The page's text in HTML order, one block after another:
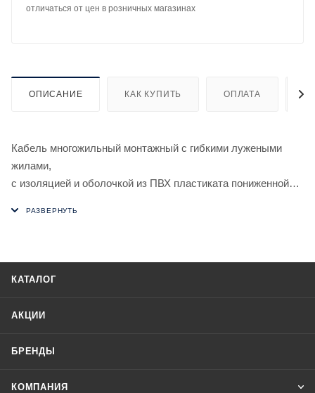
отличаться от цен в розничных магазинах
ОПИСАНИЕ КАК КУПИТЬ ОПЛАТА
Кабель многожильный монтажный с гибкими лужеными
жилами,
с изоляцией и оболочкой из ПВХ пластиката пониженной
КАТАЛОГ
АКЦИИ
БРЕНДЫ
КОМПАНИЯ